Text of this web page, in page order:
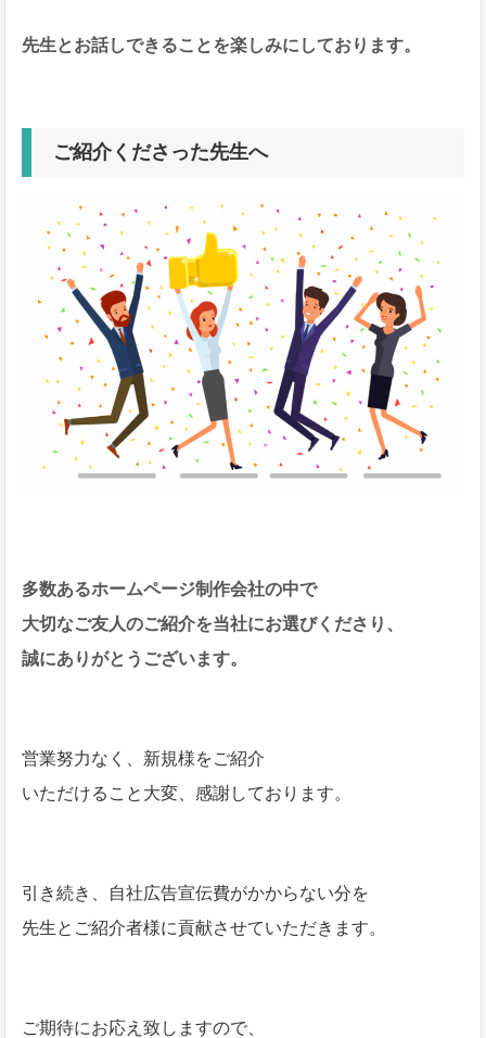
先生とお話しできることを楽しみにしております。
ご紹介くださった先生へ
多数あるホームページ制作会社の中で
大切なご友人のご紹介を当社にお選びくださり、
誠にありがとうございます。
営業努力なく、新規様をご紹介
いただけること大変、感謝しております。
引き続き、自社広告宣伝費がかからない分を
先生とご紹介者様に貢献させていただきます。
ご期待にお応え致しますので、